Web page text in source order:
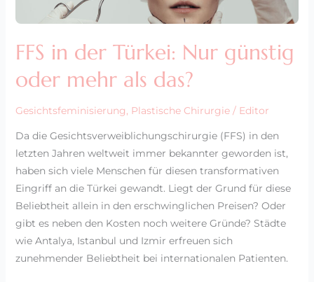
FFS in der Türkei: Nur günstig
oder mehr als das?
Gesichtsfeminisierung, Plastische Chirurgie/ Editor
Da die Gesichtsverweiblichungschirurgie (FFS) in den
letzten Jahren weltweit immer bekannter geworden ist,
haben sich viele Menschen für diesen transformativen
Eingriff an die Türkei gewandt. Liegt der Grund für diese
Beliebtheit allein in den erschwinglichen Preisen? Oder
gibt es neben den Kosten noch weitere Gründe? Städte
wie Antalya, Istanbul und Izmir erfreuen sich
zunehmender Beliebtheit bei internationalen Patienten.
oder
mehr
als